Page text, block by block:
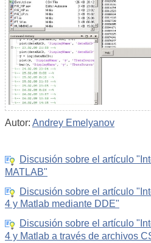
Autor: Andrey Emelyanov
Discusión sobre el artículo
MATLAB"
Discusión sobre el artículo
4 y Matlab mediante DDE"
Discusión sobre el artículo
4 y Matlab a través de archivos